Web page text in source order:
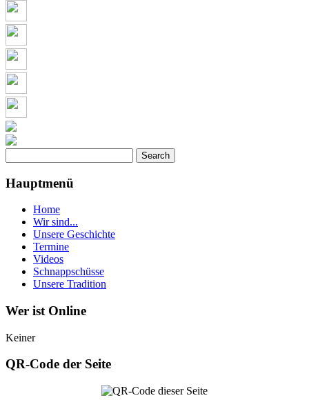
Hauptmenü
Home
Wir sind...
Unsere Geschichte
Termine
Videos
Schnappschüsse
Unsere Tradition
Wer ist Online
Keiner
QR-Code der Seite